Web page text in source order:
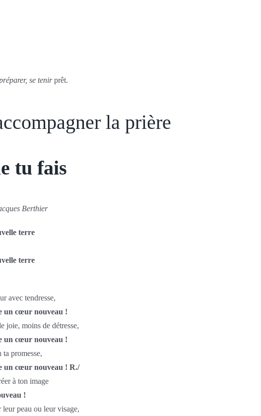
se tenirprêt.
la prière
tu fais
Berthier
terre
terre
avec tendresse,
un cœur nouveau !
joie, moins de détresse,
un cœur nouveau !
promesse,
un cœur nouveau ! R./
à ton image
!
leur peau ou leur visage,